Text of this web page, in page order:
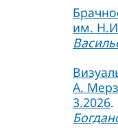
им.
А.
3.2026.